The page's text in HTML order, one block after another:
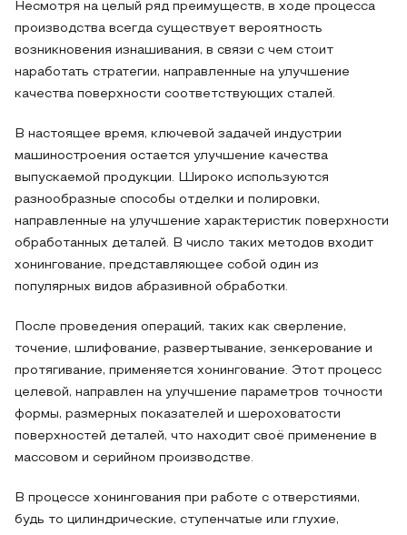
Несмотря на целый ряд преимуществ, в ходе процесса
производства всегда существует вероятность
возникновения изнашивания, в связи с чем стоит
наработать стратегии, направленные на улучшение
качества поверхности соответствующих сталей.
В настоящее время, ключевой задачей индустрии
машиностроения остается улучшение качества
выпускаемой продукции. Широко используются
разнообразные способы отделки и полировки,
направленные на улучшение характеристик поверхности
обработанных деталей. В число таких методов входит
хонингование, представляющее собой один из
популярных видов абразивной обработки.
После проведения операций, таких как сверление,
точение, шлифование, развертывание, зенкерование и
протягивание, применяется хонингование. Этот процесс
целевой, направлен на улучшение параметров точности
формы, размерных показателей и шероховатости
поверхностей деталей, что находит своё применение в
массовом и серийном производстве.
В процессе хонингования при работе с отверстиями,
будь то цилиндрические, ступенчатые или глухие,